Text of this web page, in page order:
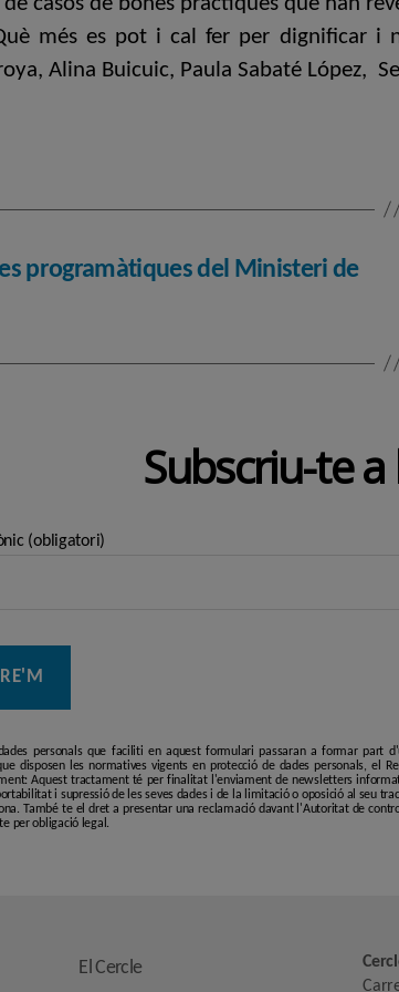
més es pot i cal fer per dignificar i
Alina Buicuic, Paula Sabaté López,
programàtiques del Ministeri de
Subscriu-te
(obligatori)
personals que faciliti en aquest formulari passaran a formar part
disposen les normatives vigents en protecció de dades personals, el
Aquest tractament té per finalitat l'enviament de newsletters
i supressió de les seves dades i de la limitació o oposició al seu
També te el dret a presentar una reclamació davant l'Autoritat de
per obligació legal.
El Cercle